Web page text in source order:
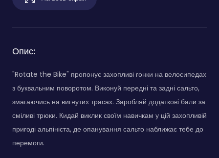
Опис:
"Rotate the Bike" пропонує захопливі гонки на велосипедах
з буквальним поворотом. Виконуй передні та задні сальто,
змагаючись на вигнутих трасах. Заробляй додаткові бали за
сміливі трюки. Кидай виклик своїм навичкам у цій захопливій
пригоді альпініста, де опанування сальто наближає тебе до
перемоги.